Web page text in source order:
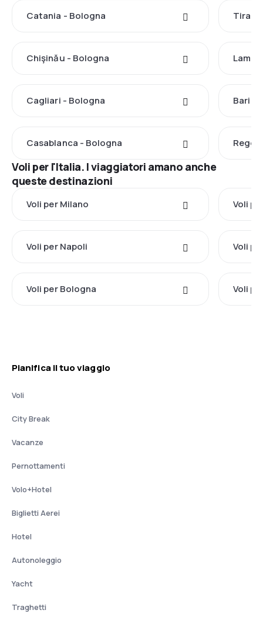
Catania - Bologna
Chişinău - Bologna
Cagliari - Bologna Bari -
Casablanca - Bologna
Voli per l'Italia. I viaggiatori amano anche
queste destinazioni
Voli per Milano Voli
Voli per Napoli Voli
Voli per Bologna Voli
Pianifica il tuo viaggio
Voli
City Break
Vacanze
Pernottamenti
Volo+Hotel
Biglietti Aerei
Hotel
Autonoleggio
Yacht
Traghetti